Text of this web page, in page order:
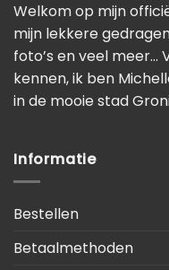
Welkom op mijn
mijn lekkere
foto’s en veel meer…
kennen, ik ben
in de mooie stad
Informatie
Bestellen
Betaalmethoden